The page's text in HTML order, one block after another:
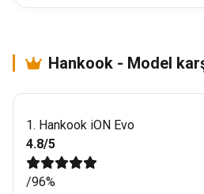
Hankook - Model
1. Hankook iON Evo
4.8/5
/96%